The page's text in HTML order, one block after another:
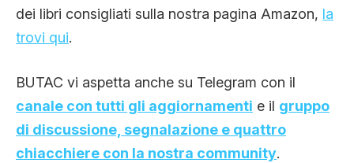
dei libri consigliati sulla nostra pagina Amazon, la
trovi qui.
BUTAC vi aspetta anche su Telegram con il
canale con tutti gli aggiornamenti e il gruppo
di discussione, segnalazione e quattro
chiacchiere con la nostra community.